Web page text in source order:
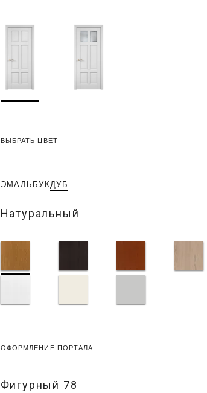
ВЫБРАТЬ ЦВЕТ
ЭМАЛЬ БУК ДУБ
Натуральный
ОФОРМЛЕНИЕ ПОРТАЛА
Фигурный 78